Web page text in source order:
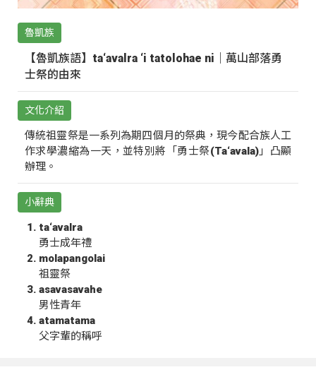
魯凱族
【魯凱族語】ta‘avalra ‘i tatolohae ni｜萬山部落勇
士祭的由來
文化介紹
傳統祖靈祭是一系列為期四個月的祭典，現今配合族人工
作求學濃縮為一天，並特別將「勇士祭(Ta‘avala)」凸顯
辦理。
小辭典
ta‘avalra
勇士成年禮
molapangolai
祖靈祭
asavasavahe
男性青年
atamatama
父字輩的稱呼